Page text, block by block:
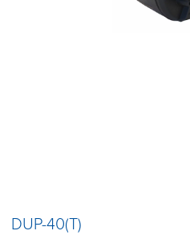
DUP-40(T)